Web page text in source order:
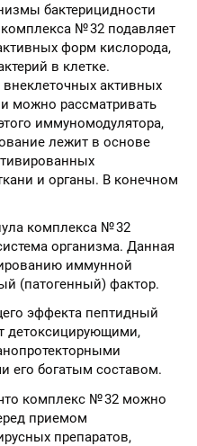
бактерицидности
№ 32 подавляет
форм кислорода,
в клетке.
активных
можно рассматривать
иммуномодулятора,
лежит в основе
и органы. В конечном
комплекса № 32
организма. Данная
иммунной
(патогенный) фактор.
эффекта пептидный
детоксицирующими,
его богатым составом.
комплекс № 32 можно
приемом
препаратов,